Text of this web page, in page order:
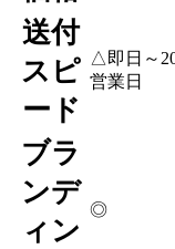
送付
スピ
ード
△ 即日～
営業日
ブラ
ンデ
ィン
◎